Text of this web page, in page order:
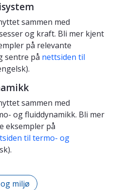
sammen med
og kraft. Bli mer kjent
på relevante
sentre på nettsiden til
sammen med
og fluiddynamikk. Bli mer
eksempler på
til termo- og
miljø